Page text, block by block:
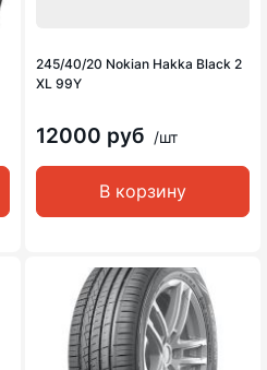
245/40/20 Nokian Hakka Black 2
XL 99Y
12000 руб /шт
В корзину